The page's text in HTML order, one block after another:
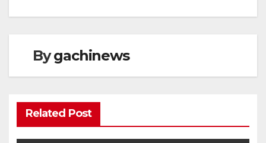
ー
シ
ョ
ン
Bygachinews
Related Post